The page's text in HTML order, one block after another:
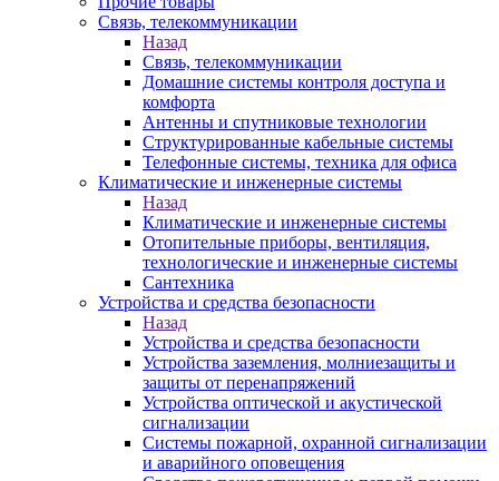
Связь, телекоммуникации
Назад
Связь, телекоммуникации
Домашние системы контроля доступа и
комфорта
Антенны и спутниковые технологии
Структурированные кабельные системы
Телефонные системы, техника для офиса
Климатические и инженерные системы
Назад
Климатические и инженерные системы
Отопительные приборы, вентиляция,
технологические и инженерные системы
Сантехника
Устройства и средства безопасности
Назад
Устройства и средства безопасности
Устройства заземления, молниезащиты и
защиты от перенапряжений
Устройства оптической и акустической
сигнализации
Системы пожарной, охранной сигнализации
и аварийного оповещения